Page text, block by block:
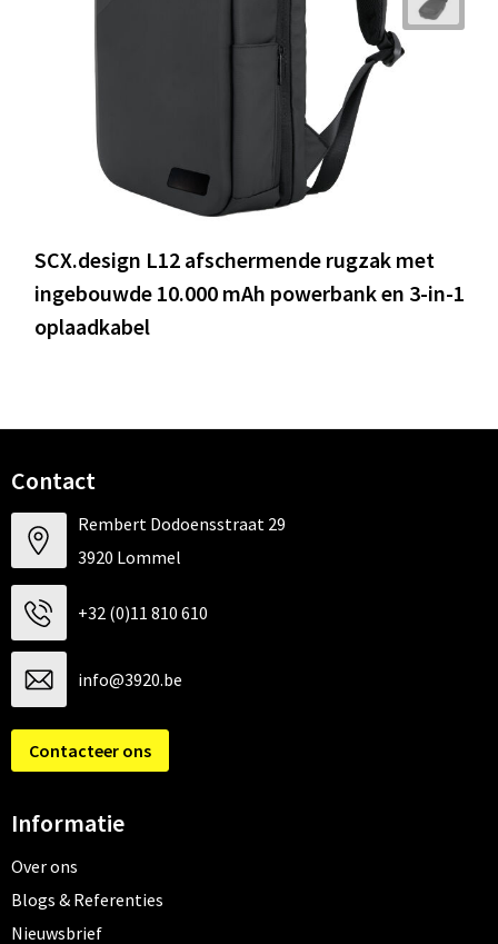
SCX.design L12 afschermende rugzak met
ingebouwde 10.000 mAh powerbank en 3-in-1
oplaadkabel
Contact
Rembert Dodoensstraat 29
3920 Lommel
+32 (0)11 810 610
info@3920.be
Contacteer ons
Informatie
Over ons
Blogs & Referenties
Nieuwsbrief